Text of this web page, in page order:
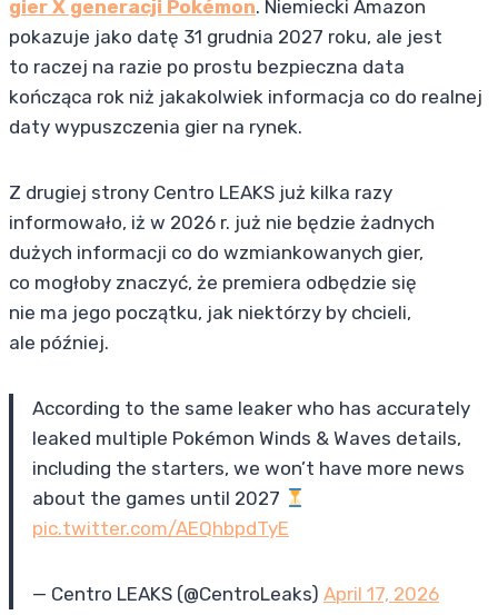
gier X generacji Pokémon. Niemiecki Amazon
pokazuje jako datę 31 grudnia 2027 roku, ale jest
to raczej na razie po prostu bezpieczna data
kończąca rok niż jakakolwiek informacja co do realnej
daty wypuszczenia gier na rynek.
Z drugiej strony Centro LEAKS już kilka razy
informowało, iż w 2026 r. już nie będzie żadnych
dużych informacji co do wzmiankowanych gier,
co mogłoby znaczyć, że premiera odbędzie się
nie ma jego początku, jak niektórzy by chcieli,
ale później.
According to the same leaker who has accurately
leaked multiple Pokémon Winds & Waves details,
including the starters, we won’t have more news
about the games until 2027
pic.twitter.com/AEQhbpdTyE
— Centro LEAKS (@CentroLeaks) April 17, 2026